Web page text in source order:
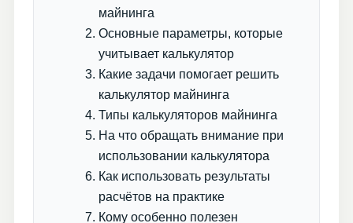
майнинга
Основные параметры, которые
учитывает калькулятор
Какие задачи помогает решить
калькулятор майнинга
Типы калькуляторов майнинга
На что обращать внимание при
использовании калькулятора
Как использовать результаты
расчётов на практике
Кому особенно полезен